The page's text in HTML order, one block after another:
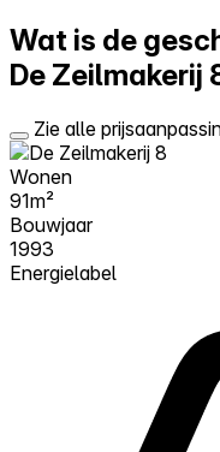
Wat is de
De Zeilmakerij
Zie alle
Wonen
91m²
Bouwjaar
1993
Energielabel